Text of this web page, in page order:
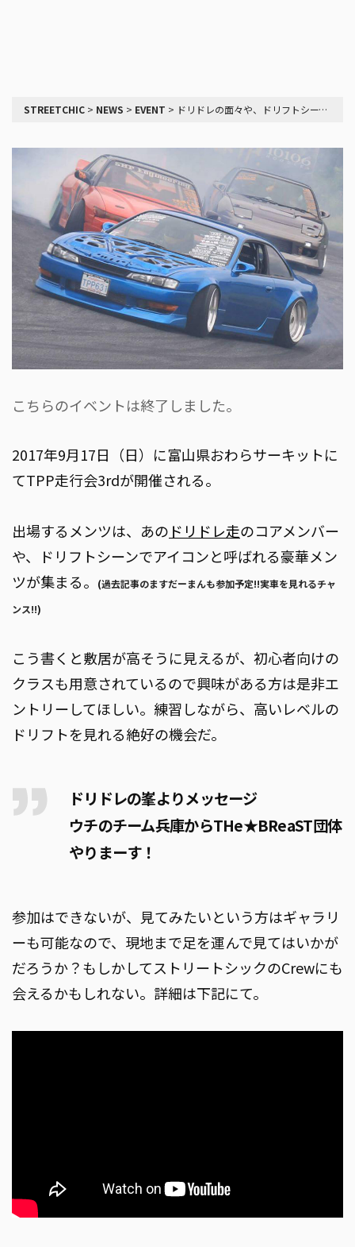
STREETCHIC > NEWS > EVENT > ドリドレの面々や、ドリフトシーンのアイコンが集まる、TPP走行会がエントリー受付中@富山県おわらサーキット
こちらのイベントは終了しました。
2017年9月17日（日）に富山県おわらサーキットに
てTPP走行会3rdが開催される。
出場するメンツは、あの ドリドレ走のコアメンバー
や、ドリフトシーンでアイコンと呼ばれる豪華メン
ツが集まる。
(過去記事のますだーまんも参加予定!!実車を見れるチャ
ンス!!)
こう書くと敷居が高そうに見えるが、初心者向けの
クラスも用意されているので興味がある方は是非エ
ントリーしてほしい。練習しながら、高いレベルの
ドリフトを見れる絶好の機会だ。
ドリドレの峯よりメッセージ
ウチのチーム兵庫からTHe★BReaST団体
やりまーす！
参加はできないが、見てみたいという方はギャラリ
ーも可能なので、現地まで足を運んで見てはいかが
だろうか？もしかしてストリートシックのCrewにも
会えるかもしれない。詳細は下記にて。